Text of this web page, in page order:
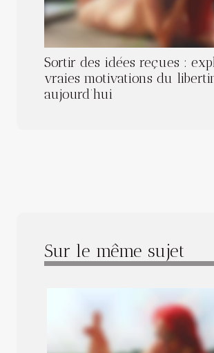
Sortir des idées reçues :
vraies motivations du
aujourd’hui
Sur le même sujet